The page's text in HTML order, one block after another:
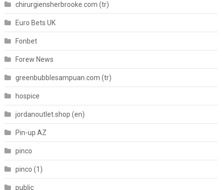
chirurgiensherbrooke.com (tr)
Euro Bets UK
Fonbet
Forew News
greenbubblesampuan.com (tr)
hospice
jordanoutlet.shop (en)
Pin-up AZ
pinco
pinco (1)
public